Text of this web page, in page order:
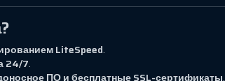
LiteSpeed.
24/7.
ПО и бесплатные SSL-сертификаты.